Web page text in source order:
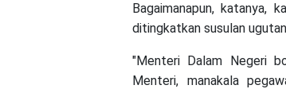
Bagaimanapun, katanya,
ditingkatkan susulan
"Menteri Dalam Negeri
Menteri, manakala